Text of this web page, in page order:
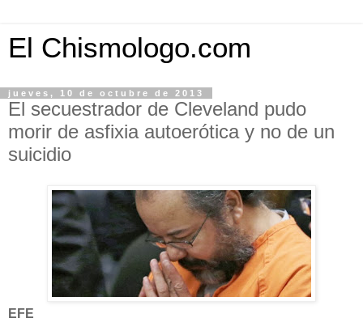
El Chismologo.com
jueves, 10 de octubre de 2013
El secuestrador de Cleveland pudo
morir de asfixia autoerótica y no de un
suicidio
EFE